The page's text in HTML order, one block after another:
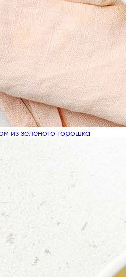
из зелёного горошка